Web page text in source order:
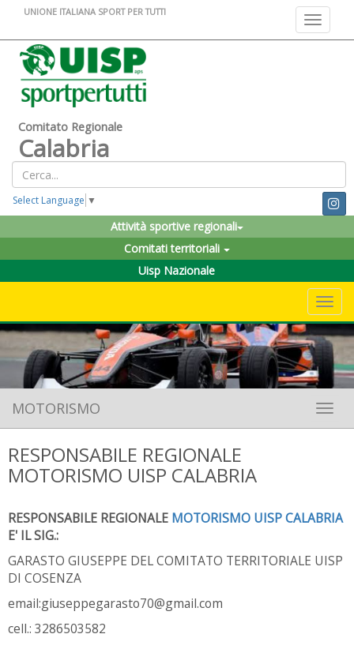
Toggle
UNIONE ITALIANA SPORT PER TUTTI
Comitato Regionale
Calabria
Select Language ▼
Attività sportive regionali
Comitati territoriali
Uisp Nazionale
MOTORISMO
RESPONSABILE REGIONALE
MOTORISMO UISP CALABRIA
RESPONSABILE REGIONALE MOTORISMO UISP CALABRIA
E' IL SIG.:
GARASTO GIUSEPPE DEL COMITATO TERRITORIALE UISP
DI COSENZA
email:giuseppegarasto70@gmail.com
cell.: 3286503582